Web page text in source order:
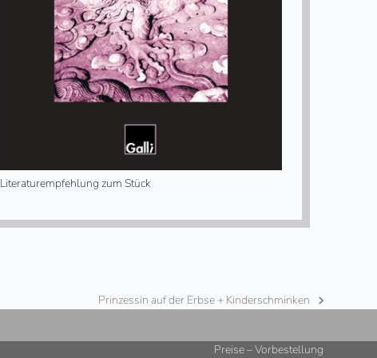
Literaturempfehlung zum Stück
Nächster
Prinzessin auf der Erbse + Kinderschminken
Preise – Vorbestellung